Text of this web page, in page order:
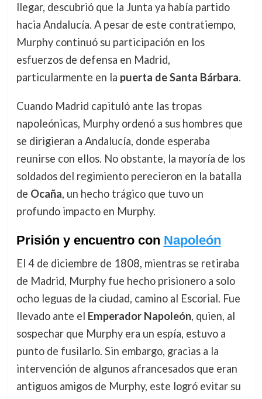
llegar, descubrió que la Junta ya había partido
hacia Andalucía. A pesar de este contratiempo,
Murphy continuó su participación en los
esfuerzos de defensa en Madrid,
particularmente en la puerta de Santa Bárbara.
Cuando Madrid capituló ante las tropas
napoleónicas, Murphy ordenó a sus hombres que
se dirigieran a Andalucía, donde esperaba
reunirse con ellos. No obstante, la mayoría de los
soldados del regimiento perecieron en la batalla
de Ocaña, un hecho trágico que tuvo un
profundo impacto en Murphy.
Prisión y encuentro con Napoleón
El 4 de diciembre de 1808, mientras se retiraba
de Madrid, Murphy fue hecho prisionero a solo
ocho leguas de la ciudad, camino al Escorial. Fue
llevado ante el Emperador Napoleón, quien, al
sospechar que Murphy era un espía, estuvo a
punto de fusilarlo. Sin embargo, gracias a la
intervención de algunos afrancesados que eran
antiguos amigos de Murphy, este logró evitar su